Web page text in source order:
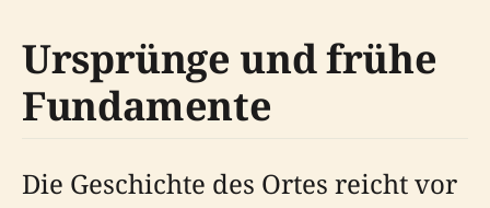
Ursprünge und frühe
Fundamente
Die Geschichte des Ortes reicht vor